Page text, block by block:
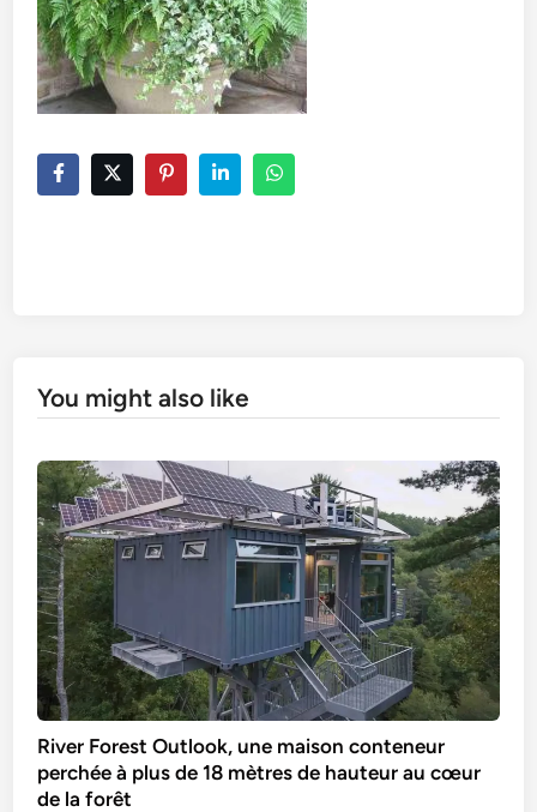
You might also like
River Forest Outlook, une maison conteneur
perchée à plus de 18 mètres de hauteur au cœur
de la forêt